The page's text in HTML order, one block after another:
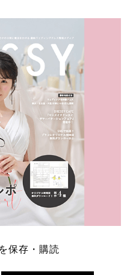
件・応募方法・注意点 「どこが
レの特典は？」といった疑問も
診断で候補を絞れる「ウェディ
、体験型 […]
続きを読む
保存・購読